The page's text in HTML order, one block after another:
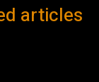
articles